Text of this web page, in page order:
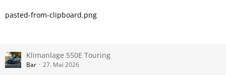
pasted-from-clipboard.png
Klimanlage 550E Touring
Bar 27. Mai 2026